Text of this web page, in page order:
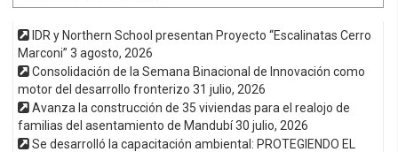
IDR y Northern School presentan Proyecto “Escalinatas Cerro
Marconi” 3 agosto, 2026
Consolidación de la Semana Binacional de Innovación como
motor del desarrollo fronterizo 31 julio, 2026
Avanza la construcción de 35 viviendas para el realojo de
familias del asentamiento de Mandubí30 julio, 2026
Se desarrolló la capacitación ambiental: PROTEGIENDO EL